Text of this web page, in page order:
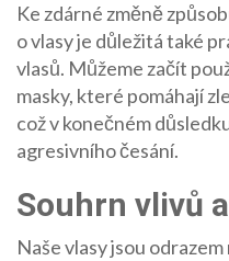
Ke zdárné změně
o vlasy je důležitá také
vlasů. Můžeme začít
masky, které pomáhají
což v konečném
agresivního česání.
Souhrn vlivů
Naše vlasy jsou